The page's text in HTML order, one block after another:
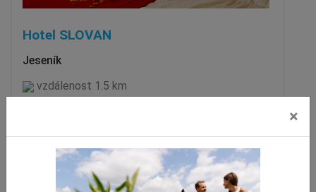
Hotel SLOVAN
Jeseník
vzdálenost 1.5 km
×